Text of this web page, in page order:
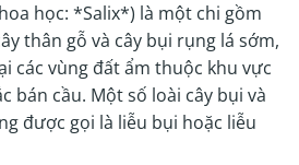
học: *Salix*) là một chi gồm
thân gỗ và cây bụi rụng lá sớm,
các vùng đất ẩm thuộc khu vực
bán cầu. Một số loài cây bụi và
được gọi là liễu bụi hoặc liễu